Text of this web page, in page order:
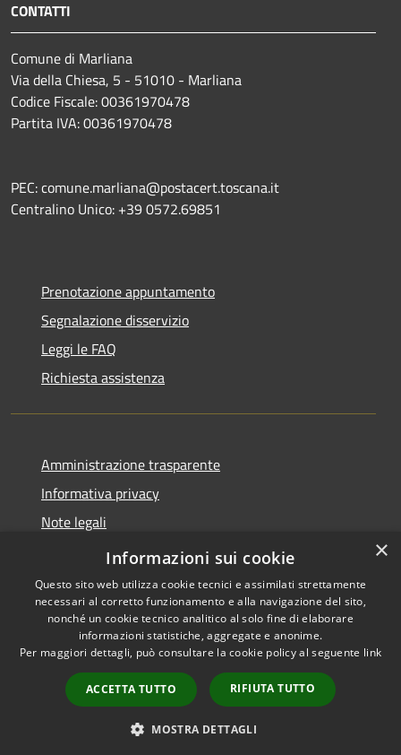
CONTATTI
Comune di Marliana
Via della Chiesa, 5 - 51010 - Marliana
Codice Fiscale: 00361970478
Partita IVA: 00361970478
PEC: comune.marliana@postacert.toscana.it
Centralino Unico: +39 0572.69851
Prenotazione appuntamento
Segnalazione disservizio
Leggi le FAQ
Richiesta assistenza
Amministrazione trasparente
Informativa privacy
Note legali
Dichiarazione di accessibilità
Accessibilità
Copyright © 2026 • Comune di
Marliana • Powered by
Municipium•
Accesso
redazione
×
Informazioni sui cookie
Questo sito web utilizza cookie tecnici e assimilati strettamente
necessari al corretto funzionamento e alla navigazione del sito,
nonché un cookie tecnico analitico al solo fine di elaborare
informazioni statistiche, aggregate e anonime.
Per maggiori dettagli, può consultare la cookie policy al seguente link
ACCETTA TUTTO RIFIUTA TUTTO
MOSTRA DETTAGLI